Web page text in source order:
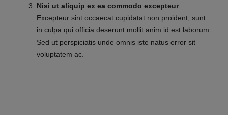
Nisi ut aliquip ex ea commodo excepteur
Excepteur sint occaecat cupidatat non proident, sunt
in culpa qui officia deserunt mollit anim id est laborum.
Sed ut perspiciatis unde omnis iste natus error sit
voluptatem ac.